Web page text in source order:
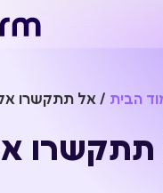
הבית / אל תתקשרו